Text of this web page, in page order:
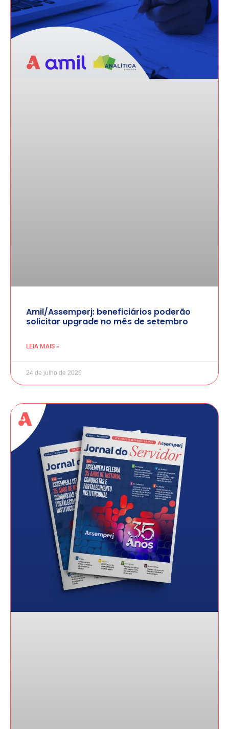
Amil/Assemperj: beneficiários poderão
solicitar upgrade no mês de setembro
LEIA MAIS »
24 de julho de 2026